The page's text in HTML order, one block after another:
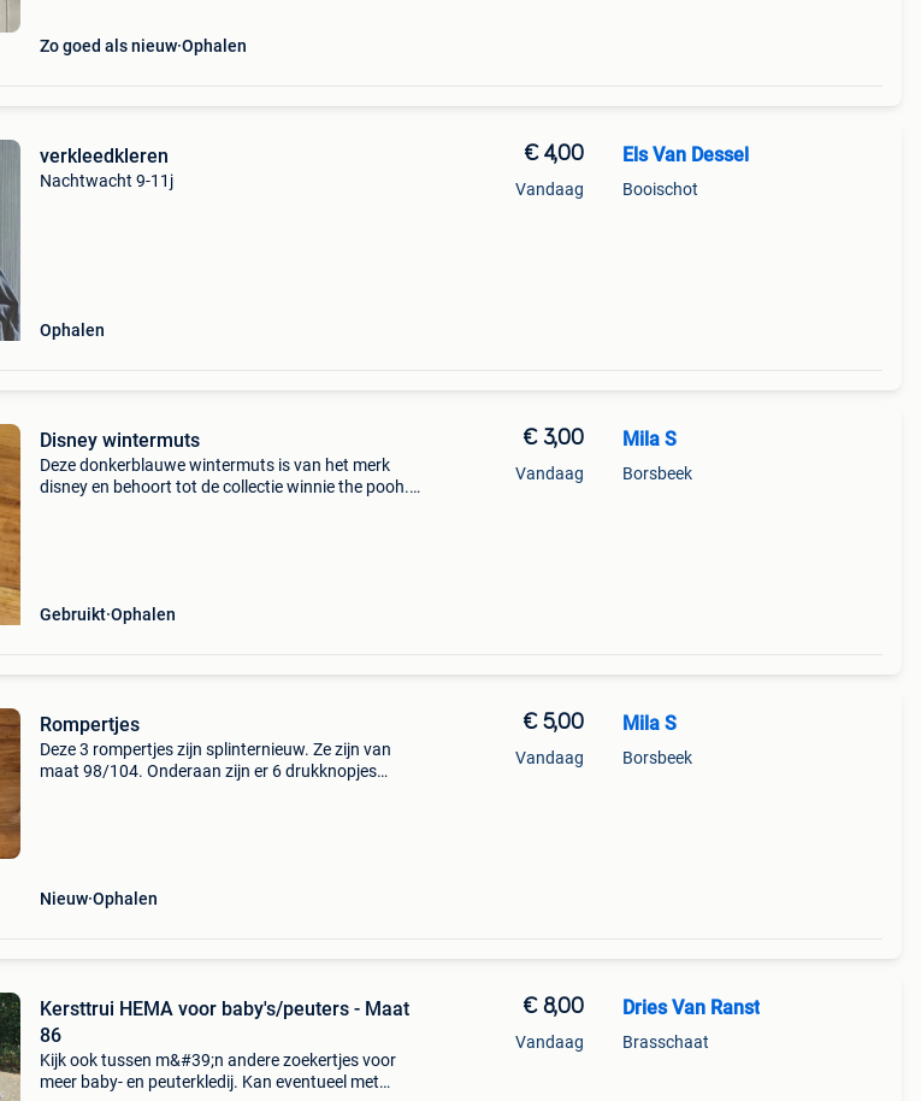
Zo goed als nieuw Ophalen
verkleedkleren
Nachtwacht 9-11j
Ophalen
€ 4,00
Vandaag
Els Van Dessel
Booischot
Disney wintermuts
Deze donkerblauwe wintermuts is van het merk
disney en behoort tot de collectie winnie the pooh.
Gebruikt Ophalen
€ 3,00
Vandaag
Mila S
Borsbeek
Rompertjes
Deze 3 rompertjes zijn splinternieuw. Ze zijn van
maat 98/104. Onderaan zijn er 6 drukknopjes
Nieuw Ophalen
€ 5,00
Vandaag
Mila S
Borsbeek
Kersttrui HEMA voor baby's/peuters - Maat
86
Kijk ook tussen m&#39;n andere zoekertjes voor
meer baby- en peuterkledij. Kan eventueel met
€ 8,00
Vandaag
Dries Van Ranst
Brasschaat